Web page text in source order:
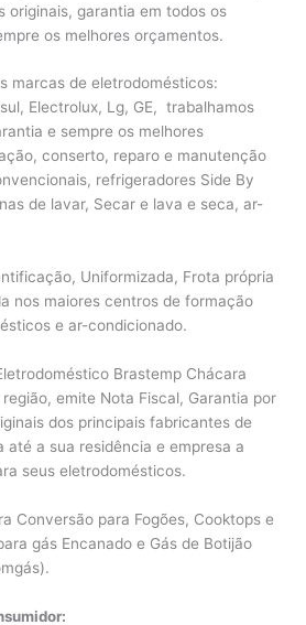
originais, garantia em todos os
os melhores orçamentos.
marcas de eletrodomésticos:
Electrolux, Lg, GE, trabalhamos
e sempre os melhores
conserto, reparo e manutenção
refrigeradores Side By
de lavar, Secar e lava e seca, ar-
Uniformizada, Frota própria
nos maiores centros de formação
e ar-condicionado.
Brastemp Chácara
emite Nota Fiscal, Garantia por
dos principais fabricantes de
até a sua residência e empresa a
seus eletrodomésticos.
Conversão para Fogões, Cooktops e
gás Encanado e Gás de Botijão